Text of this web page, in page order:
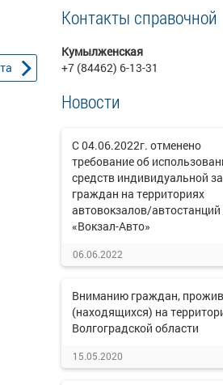
Контакты справочной
Кумылженская
+7 (84462) 6-13-31
Новости
С 04.06.2022г. отменено
требование об
средств индивидуальной
граждан на территориях
автовокзалов/
«Вокзал-Авто»
06.06.2022
Вниманию граждан,
(находящихся) на
Волгоградской области
15.05.2020